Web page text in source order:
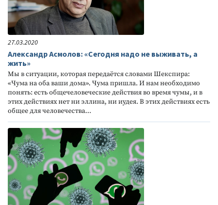
27.03.2020
Александр Асмолов: «Сегодня надо не выживать, а
жить»
Мы в ситуации, которая передаётся словами Шекспира:
«Чума на оба ваши дома». Чума пришла. И нам необходимо
понять: есть общечеловеческие действия во время чумы, и в
этих действиях нет ни эллина, ни иудея. В этих действиях есть
общее для человечества…